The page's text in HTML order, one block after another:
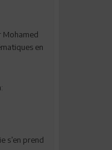
Mohamed
en
s’en prend